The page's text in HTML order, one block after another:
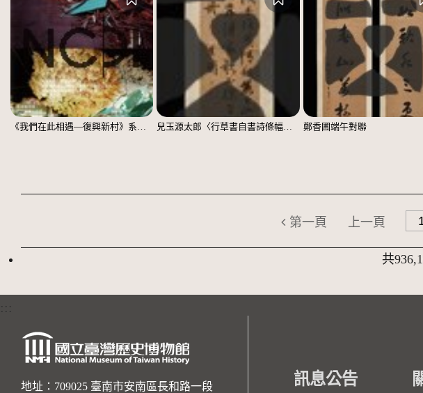
《我們在此相遇—復興新村》系列：〈殘響03〉 兒玉源太郎〈行草書自書詩條幅〉（印本） 鄭香圃端午對聯
第一頁 上一頁
共
:::
地址：709025 臺南市安南區長和路一段
訊息公告